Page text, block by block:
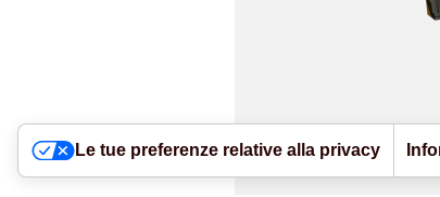
Le tue preferenze relative alla privacy